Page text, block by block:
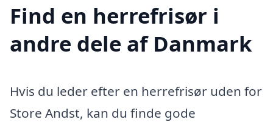
Find en herrefrisør i
andre dele af Danmark
Hvis du leder efter en herrefrisør uden for
Store Andst, kan du finde gode